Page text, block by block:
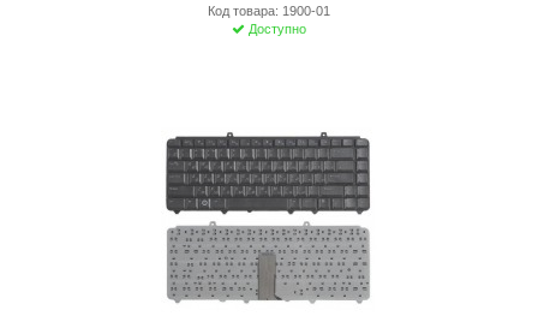
Код товара: 1900-01
Доступно